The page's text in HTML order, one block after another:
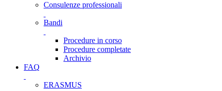
Consulenze professionali
Bandi
Procedure in corso
Procedure completate
Archivio
FAQ
ERASMUS